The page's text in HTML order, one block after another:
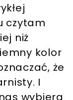
czytam
niż
kolor
że
I
wybiera